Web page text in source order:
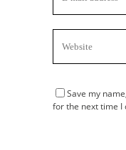
Save my
for the next time I